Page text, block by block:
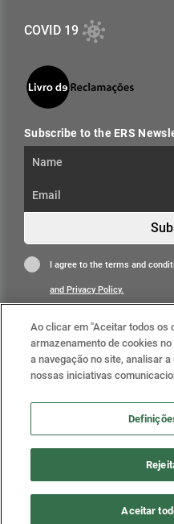
COVID 19
Subscribe to the ERS
I agree to the terms and
and Privacy Policy.
2025 © Health
Ao clicar em "Aceitar todos os
armazenamento de cookies
a navegação no site, analisar
nossas iniciativas
Aceitar